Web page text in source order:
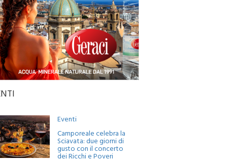
Eventi
Camporeale celebra la
Sciavata: due giorni di
gusto con il concerto
dei Ricchi e Poveri